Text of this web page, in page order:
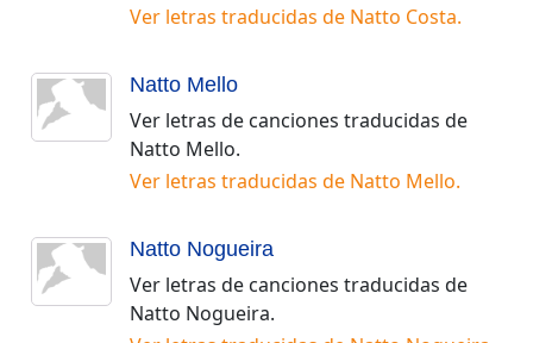
Ver letras traducidas de Natto Costa.
Natto Mello
Ver letras de canciones traducidas de
Natto Mello.
Ver letras traducidas de Natto Mello.
Natto Nogueira
Ver letras de canciones traducidas de
Natto Nogueira.